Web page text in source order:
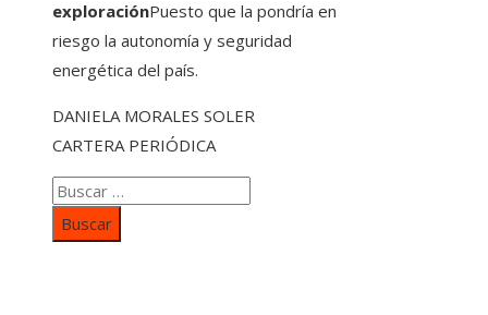
exploraciónPuesto que la pondría en
riesgo la autonomía y seguridad
energética del país.
DANIELA MORALES SOLER
CARTERA PERIÓDICA
Buscar: